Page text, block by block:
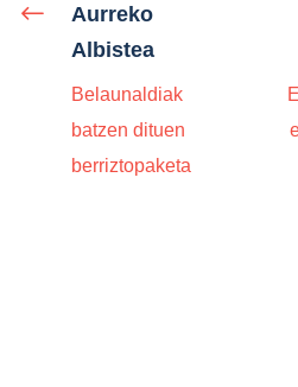
Aurreko
Albistea
Belaunaldiak
batzen dituen
berriztopaketa